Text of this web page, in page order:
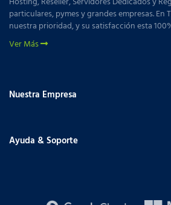
particulares, pymes y grandes empresas. En
nuestra prioridad, y su satisfacción esta
Ver Más
Nuestra Empresa
Ayuda & Soporte